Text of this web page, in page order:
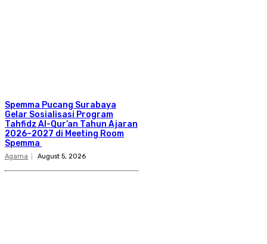
Spemma Pucang Surabaya
Gelar Sosialisasi Program
Tahfidz Al-Qur’an Tahun Ajaran
2026–2027 di Meeting Room
Spemma
Agama August 5, 2026